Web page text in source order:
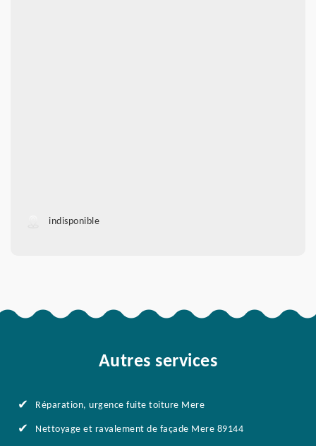
indisponible
Autres services
Réparation, urgence fuite toiture Mere
Nettoyage et ravalement de façade Mere 89144